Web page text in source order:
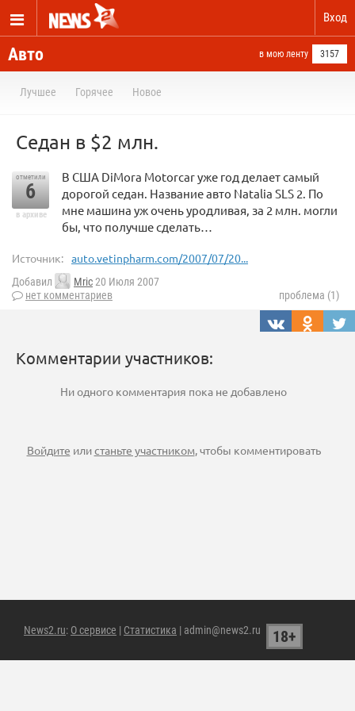
Вход
Авто в мою ленту 3157
Лучшее Горячее Новое
Седан в $2 млн.
отметили
6
в архиве
В США DiMora Motorcar уже год делает самый
дорогой седан. Название авто Natalia SLS 2. По
мне машина уж очень уродливая, за 2 млн. могли
бы, что получше сделать…
Источник: auto.vetinpharm.com/2007/07/20...
Добавил Mric20 Июля 2007
нет комментариев
проблема (1)
Комментарии участников:
Ни одного комментария пока не добавлено
Войдите илистаньте участником, чтобы комментировать
News2.ru: О сервисе | Статистика | admin@news2.ru 18+